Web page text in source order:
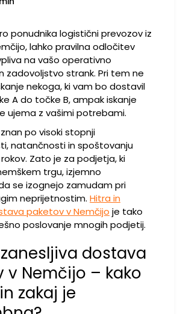
ponudnika logistični prevozov iz
lahko pravilna odločitev
na vašo operativno
zadovoljstvo strank. Pri tem ne
nekoga, ki vam bo dostavil
A do točke B, ampak iskanje
ujema z vašimi potrebami.
po visoki stopnji
natančnosti in spoštovanju
Zato je za podjetja, ki
trgu, izjemno
se izognejo zamudam pri
neprijetnostim. Hitra in
paketov v Nemčijo je tako
poslovanje mnogih podjetij.
dostava
v Nemčijo – kako
zakaj je